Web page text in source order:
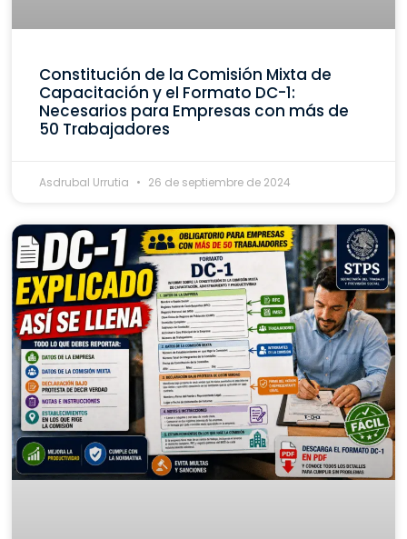
Constitución de la Comisión Mixta de
Capacitación y el Formato DC-1:
Necesarios para Empresas con más de
50 Trabajadores
Asdrubal Urrutia 26 de septiembre de 2024